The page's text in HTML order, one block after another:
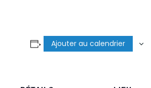
Ajouter au calendrier